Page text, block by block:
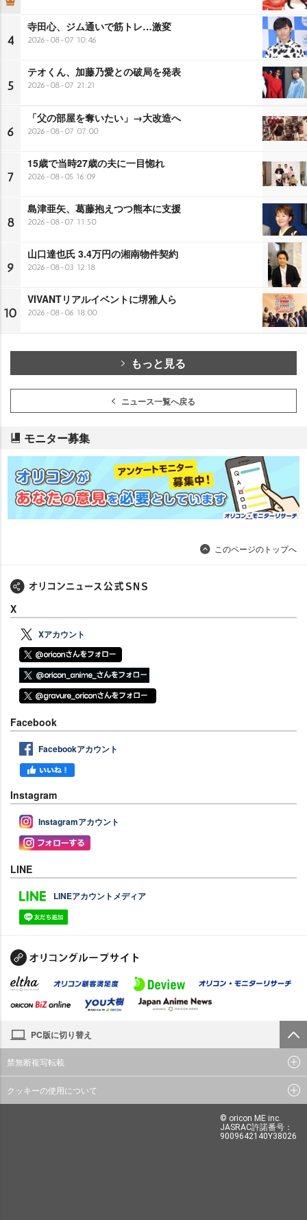
4
寺田心、ジム通いで筋トレ…激変
2026-08-07 10:46
5
テオくん、加藤乃愛との破局を発表
2026-08-07 21:21
6
「父の部屋を奪いたい」→大改造へ
2026-08-07 07:00
7
15歳で当時27歳の夫に一目惚れ
2026-08-05 16:09
8
島津亜矢、葛藤抱えつつ熊本に支援
2026-08-07 11:50
9
山口達也氏 3.4万円の湘南物件契約
2026-08-03 12:18
10
VIVANTリアルイベントに堺雅人ら
2026-08-06 18:00
もっと見る
ニュース一覧へ戻る
モニター募集
このページのトップへ
X
Xアカウント
Facebook
Facebookアカウント
Instagram
Instagramアカウント
LINE
LINEアカウントメディア
PC版に切り替え
禁無断複写転載
クッキーの使用について
© oricon ME inc.
JASRAC許諾番号：
9009642140Y38026